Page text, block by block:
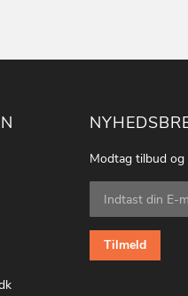
Modtag tilbud og
Tilmeld
dig
vores
nyhedsbrev:
Tilmeld